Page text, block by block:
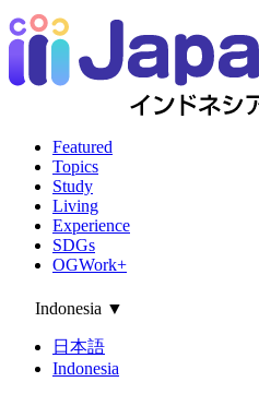
Featured
Topics
Study
Living
Experience
SDGs
OGWork+
Indonesia ▼
日本語
Indonesia